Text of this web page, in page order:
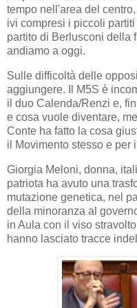
tempo nell'area del
ivi compresi i piccoli
partito di Berlusconi della
andiamo a oggi.
Sulle difficoltà delle
aggiungere. Il M5S è
il duo Calenda/Renzi e,
e cosa vuole diventare,
Conte ha fatto la cosa
il Movimento stesso e per
Giorgia Meloni, donna,
patriota ha avuto una
mutazione genetica, nel
della minoranza al
in Aula con il viso
hanno lasciato tracce